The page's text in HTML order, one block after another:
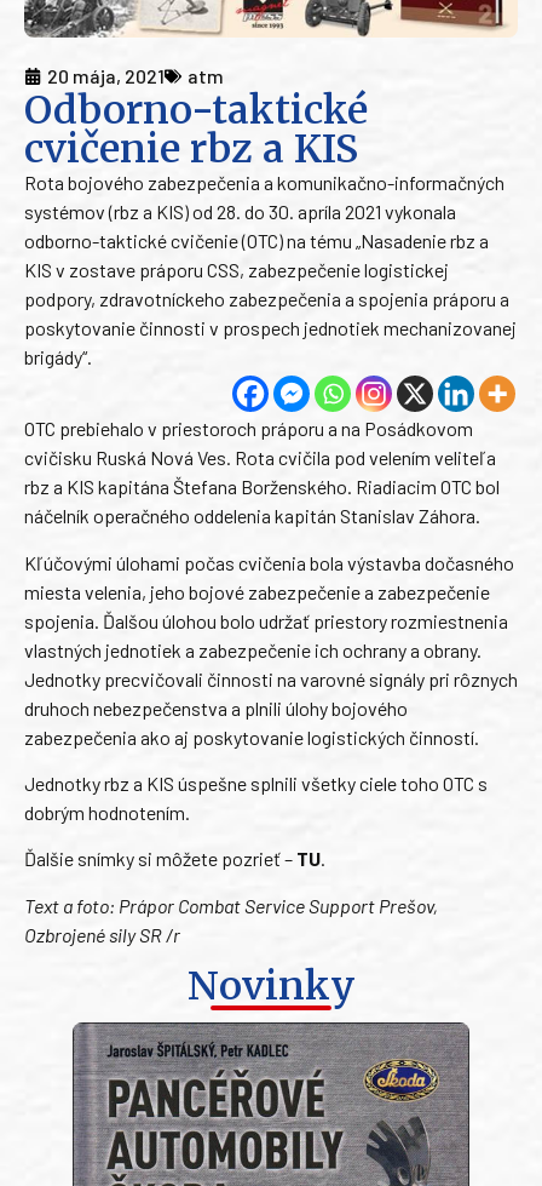
20 mája, 2021 atm
Odborno-taktické
cvičenie rbz a KIS
Rota bojového zabezpečenia a komunikačno-informačných
systémov (rbz a KIS) od 28. do 30. apríla 2021 vykonala
odborno-taktické cvičenie (OTC) na tému „Nasadenie rbz a
KIS v zostave práporu CSS, zabezpečenie logistickej
podpory, zdravotníckeho zabezpečenia a spojenia práporu a
poskytovanie činnosti v prospech jednotiek mechanizovanej
brigády“.
OTC prebiehalo v priestoroch práporu a na Posádkovom
cvičisku Ruská Nová Ves. Rota cvičila pod velením veliteľa
rbz a KIS kapitána Štefana Borženského. Riadiacim OTC bol
náčelník operačného oddelenia kapitán Stanislav Záhora.
Kľúčovými úlohami počas cvičenia bola výstavba dočasného
miesta velenia, jeho bojové zabezpečenie a zabezpečenie
spojenia. Ďalšou úlohou bolo udržať priestory rozmiestnenia
vlastných jednotiek a zabezpečenie ich ochrany a obrany.
Jednotky precvičovali činnosti na varovné signály pri rôznych
druhoch nebezpečenstva a plnili úlohy bojového
zabezpečenia ako aj poskytovanie logistických činností.
Jednotky rbz a KIS úspešne splnili všetky ciele toho OTC s
dobrým hodnotením.
Ďalšie snímky si môžete pozrieť – TU.
Text a foto: Prápor Combat Service Support Prešov,
Ozbrojené sily SR /r
Novinky